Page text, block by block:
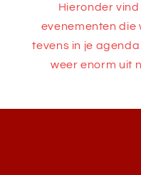
Hieronder
evenementen die
tevens in je
weer enorm uit